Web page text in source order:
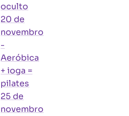
oculto
20 de
novembro
-
Aeróbica
+ ioga =
pilates
25 de
novembro